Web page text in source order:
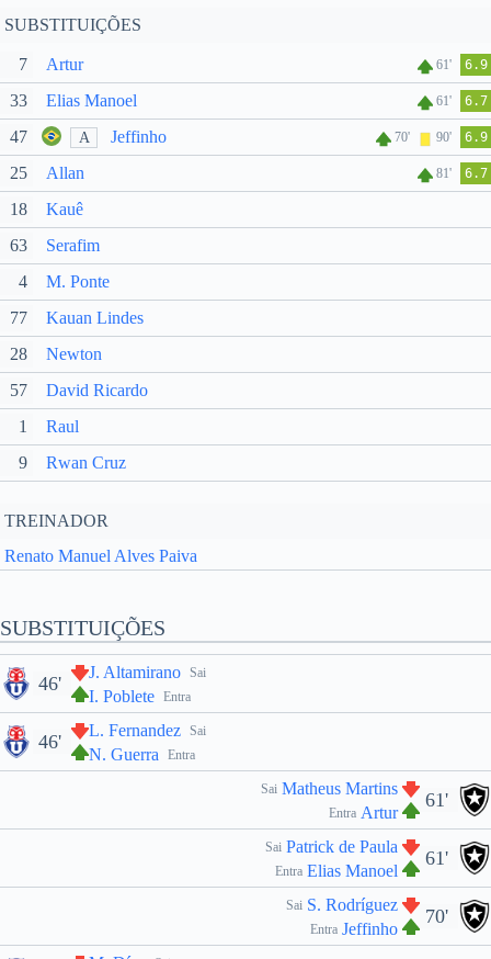
SUBSTITUIÇÕES
7 Artur 61' 6.9
33 Elias Manoel 61' 6.7
47 A Jeffinho 70' 90' 6.9
25 Allan 81' 6.7
18
Kauê
63
Serafim
4
M. Ponte
77
Kauan Lindes
28
Newton
57
David Ricardo
1
Raul
9
Rwan Cruz
TREINADOR
Renato Manuel Alves Paiva
SUBSTITUIÇÕES
Sai
J. Altamirano
Entra
I. Poblete
46'
Sai
L. Fernandez
Entra
N. Guerra
46'
61'
Sai Matheus Martins
Entra Artur
61'
Sai Patrick de Paula
Entra Elias Manoel
70'
Sai S. Rodríguez
Entra Jeffinho